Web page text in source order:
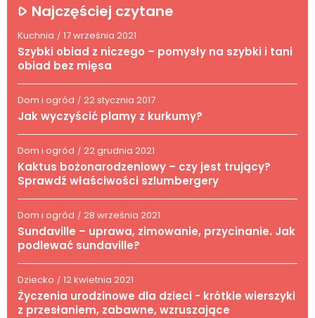
Najczęściej czytane
Kuchnia / 17 września 2021
Szybki obiad z niczego – pomysły na szybki i tani
obiad bez mięsa
Dom i ogród / 22 stycznia 2017
Jak wyczyścić plamy z kurkumy?
Dom i ogród / 22 grudnia 2021
Kaktus bożonarodzeniowy – czy jest trujący?
Sprawdź właściwości szlumbergery
Dom i ogród / 28 września 2021
Sundaville – uprawa, zimowanie, przycinanie. Jak
podlewać sundaville?
Dziecko / 12 kwietnia 2021
Życzenia urodzinowe dla dzieci - krótkie wierszyki
z przesłaniem, zabawne, wzruszające